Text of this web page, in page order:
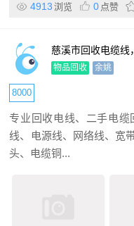
4913 浏览 0 点赞
慈溪市回收电缆线
专业上门
物品回收 余姚
8000
专业回收电线、二手电
线、电源线、网络线、宽
头、电缆铜...